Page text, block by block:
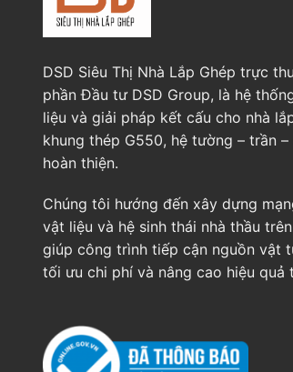
DSD Siêu Thị Nhà Lắp Ghép trực
phần Đầu tư DSD Group, là hệ
liệu và giải pháp kết cấu cho nhà
khung thép G550, hệ tường – trần
hoàn thiện.
Chúng tôi hướng đến xây dựng
vật liệu và hệ sinh thái nhà thầu
giúp công trình tiếp cận nguồn vật
tối ưu chi phí và nâng cao hiệu quả